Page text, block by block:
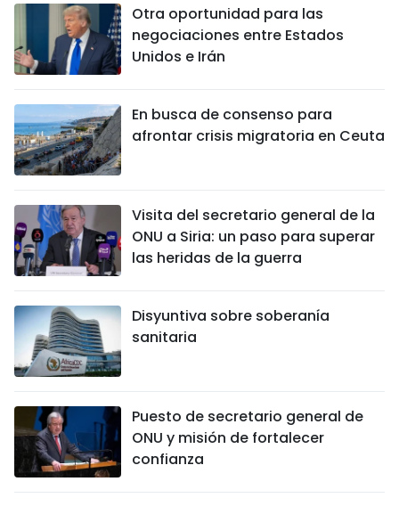
Otra oportunidad para las
negociaciones entre Estados
Unidos e Irán
En busca de consenso para
afrontar crisis migratoria en Ceuta
Visita del secretario general de la
ONU a Siria: un paso para superar
las heridas de la guerra
Disyuntiva sobre soberanía
sanitaria
Puesto de secretario general de
ONU y misión de fortalecer
confianza